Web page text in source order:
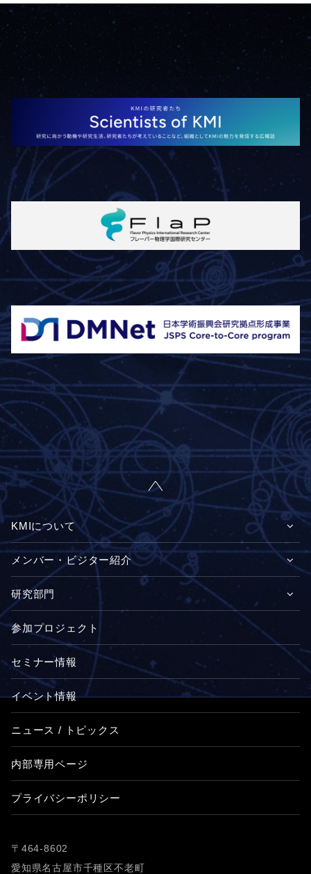
〒464-8602
愛知県名古屋市千種区不老町
KMIについて
メンバー・ビジター紹介
研究部門
参加プロジェクト
セミナー情報
イベント情報
ニュース / トピックス
内部専用ページ
プライバシーポリシー